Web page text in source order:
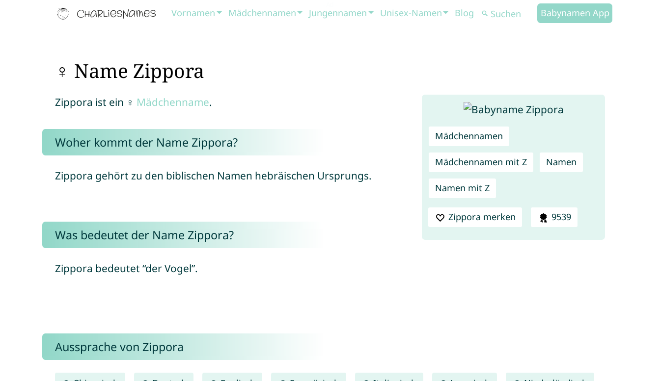
Vornamen Mädchennamen Jungennamen Unisex-Namen Blog Babynamen App
♀ Name Zippora
Mädchennamen
Mädchennamen mit Z Namen
Namen mit Z
Zippora merken 9539
Zippora ist ein ♀ Mädchenname.
Woher kommt der Name Zippora?
Zippora gehört zu den biblischen Namen hebräischen Ursprungs.
Was bedeutet der Name Zippora?
Zippora bedeutet “der Vogel”.
Aussprache von Zippora